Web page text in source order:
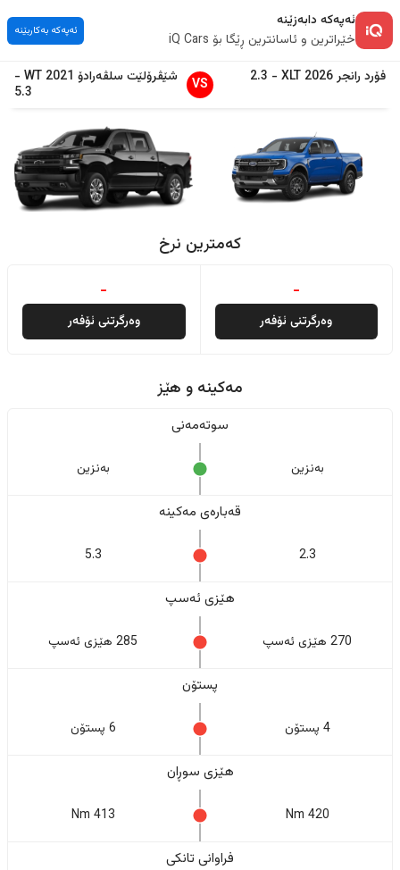
ئەپەکە دابەزێنە
خێراترین و ئاسانترین ڕێگا بۆ iQ Cars
ئەپەکە بەکاربێنە
فۆرد رانجر2026
XLT
-
2.3
VS شێڤرۆلێت سلڤەرادۆ 2021
WT
-
5.3
کەمترین نرخ
-
وەرگرتنی ئۆفەر
-
وەرگرتنی ئۆفەر
مەکینە و هێز
سوتەمەنی
بەنزین بەنزین
قەبارەی مەکینە
2.3
5.3
هێزی ئەسپ
270 هێزی ئەسپ 285 هێزی ئەسپ
پستۆن
4 پستۆن 6 پستۆن
هێزی سوڕان
420 Nm
413 Nm
فراوانی تانکی